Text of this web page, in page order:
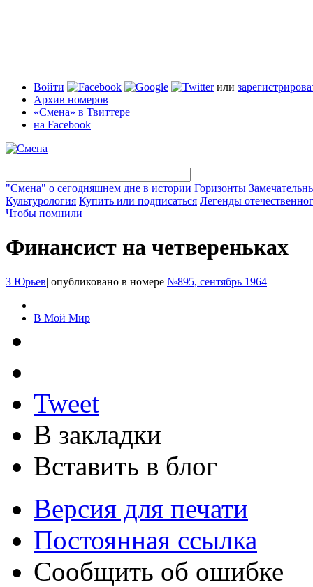
Войти или
Архив номеров
«Смена» в Твиттере
на Facebook
"Смена" о сегодняшнем дне в истории Горизонты
Культурология Купить или подписаться Легенды
Чтобы помнили
Финансист на четвереньках
3 Юрьев| опубликовано в номере №895, сентябрь 1964
В Мой Мир
Tweet
В закладки
Вставить в блог
Версия для печати
Постоянная ссылка
Сообщить об ошибке